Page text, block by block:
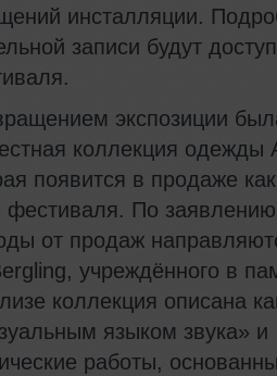
инсталляции.
записи будут
экспозиции
коллекция одежды
появится в продаже
фестиваля. По заявлению
от продаж
учреждённого в
коллекция описана
языком звука» и
работы,